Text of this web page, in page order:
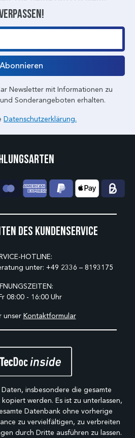
Abonnieren
Newsletter mit Informationen zu
Sonderangeboten erhalten.
Datenschutzerklärung.
des Kundenservice
HOTLINE:
unter: +49 2336 – 8193175
08:00 - 16:00 Uhr
unser Kontaktformular
insbesondere die gesamte
werden. Es ist zu unterlassen,
Datenbank ohne vorherige
zu vervielfältigen, zu verbreiten
durch Dritte ausführen zu lassen.